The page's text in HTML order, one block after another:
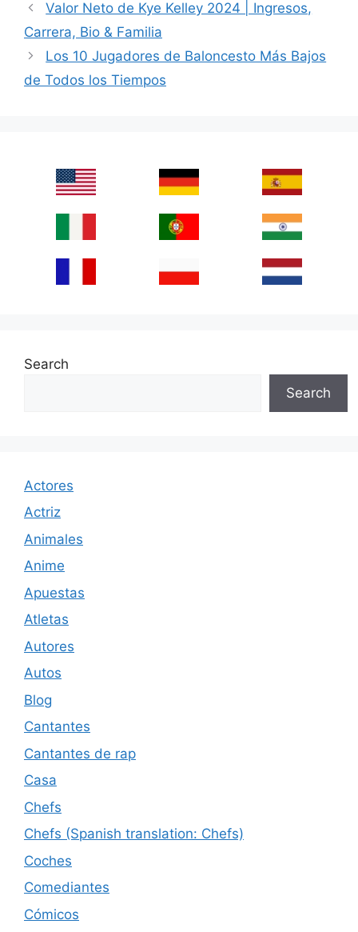
Valor Neto de Kye Kelley 2024 | Ingresos,
Carrera, Bio & Familia
Los 10 Jugadores de Baloncesto Más Bajos
de Todos los Tiempos
Search
Search
Actores
Actriz
Animales
Anime
Apuestas
Atletas
Autores
Autos
Blog
Cantantes
Cantantes de rap
Casa
Chefs
Chefs (Spanish translation: Chefs)
Coches
Comediantes
Cómicos